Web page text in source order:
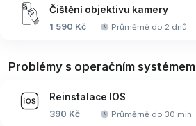
Čištění objektivu kamery
1 590 Kč Průměrně do 2 dnů
Problémy s operačním systémem
Reinstalace IOS
390 Kč Průměrně do 30 min